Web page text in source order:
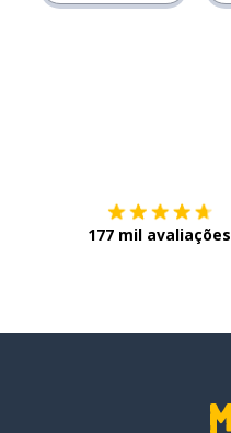
177 mil avaliações